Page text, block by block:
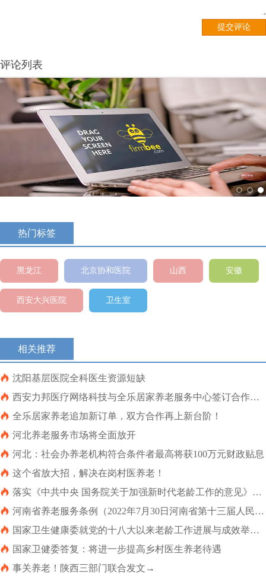
评论列表
热门标签
黑龙江 北京协和医院 山西 安徽
西安大兴医院 卫生室
相关推荐
 沈阳基层医院全科医生资源短缺
 西安力邦医疗网络科技与全乐居家养老服务中心签订合作协
议
 全乐居家养老追加新订单，双方合作再上新台阶！
 河北养老服务市场将全面放开
 河北：社会办养老机构符合条件者最高将获100万元财政贴息
 这个省放大招，解决在岗村医养老！
 落实《中共中央 国务院关于加强新时代老龄工作的意见》任
务分工方案的通知
 河南省养老服务条例（2022年7月30日河南省第十三届人民代
表大会常务委员会第三十四次会议通过）
 国家卫生健康委就党的十八大以来老龄工作进展与成效举行
新闻发布会
 国家卫健委答复：将进一步提高乡村医生养老待遇
 事关养老！陕西三部门联合发文→